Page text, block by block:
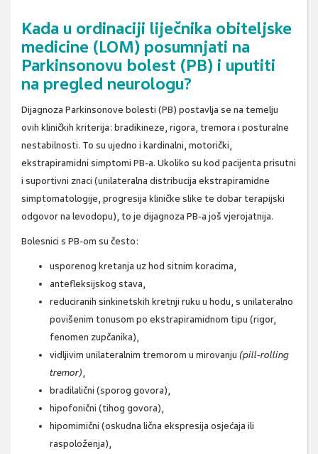
Kada u ordinaciji liječnika obiteljske
medicine (LOM) posumnjati na
Parkinsonovu bolest (PB) i uputiti
na pregled neurologu?
Dijagnoza Parkinsonove bolesti (PB) postavlja se na temelju
ovih kliničkih kriterija: bradikineze, rigora, tremora i posturalne
nestabilnosti. To su ujedno i kardinalni, motorički,
ekstrapiramidni simptomi PB-a. Ukoliko su kod pacijenta prisutni
i suportivni znaci (unilateralna distribucija ekstrapiramidne
simptomatologije, progresija kliničke slike te dobar terapijski
odgovor na levodopu), to je dijagnoza PB-a još vjerojatnija.
Bolesnici s PB-om su često:
usporenog kretanja uz hod sitnim koracima,
antefleksijskog stava,
reduciranih sinkinetskih kretnji ruku u hodu, s unilateralno
povišenim tonusom po ekstrapiramidnom tipu (rigor,
fenomen zupčanika),
vidljivim unilateralnim tremorom u mirovanju (pill-rolling
tremor),
bradilalični (sporog govora),
hipofonični (tihog govora),
hipomimični (oskudna lična ekspresija osjećaja ili
raspoloženja),